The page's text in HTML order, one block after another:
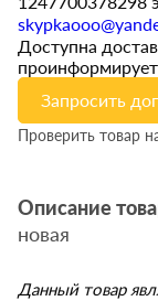
Доступна
Запросить
Проверить товар
Описание
новая
Данный товар